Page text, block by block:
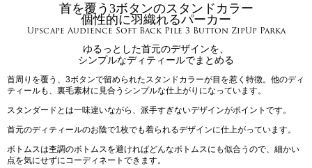
首を覆う3ボタンのスタンドカラー
個性的に羽織れるパーカー
Upscape Audience Soft Back Pile 3 Button ZipUp Parka
ゆるっとした首元のデザインを、
シンプルなディティールでまとめる
首周りを覆う、3ボタンで留められたスタンドカラーが目を惹く特徴。他のディ
ティールも、裏毛素材に見合うシンプルな仕上がりになっています。
スタンダードとは一味違いながら、派手すぎないデザインがポイントです。
首元のディティールのお陰で1枚でも着られるデザインに仕上がっています。
ボトムスは杢調のボトムスを避ければどんなボトムスにも似合うので、細かい
点を気にせずにコーディネートできます。